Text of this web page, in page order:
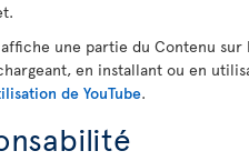
affiche une partie du Contenu
en installant ou en
de YouTube.